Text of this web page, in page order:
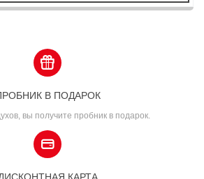
В ПОДАРОК
вы получите пробник в подарок.
КАРТА